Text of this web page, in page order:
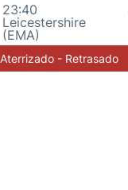
23:40
Leicestershire
(EMA)
Aterrizado - Retrasado